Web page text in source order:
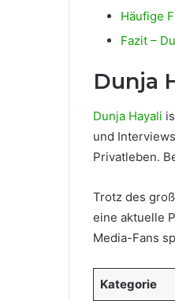
Häufige
Fazit –
Dunja
Dunja Hayali
und
Privatleben.
Trotz des
eine aktuelle
Media-Fans
Kategorie